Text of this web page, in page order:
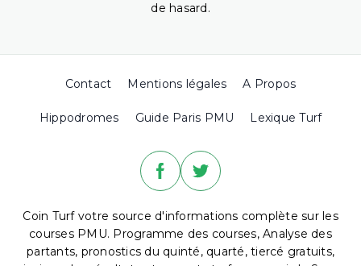
de hasard.
Contact Mentions légales A Propos
Hippodromes Guide Paris PMU Lexique Turf
Coin Turf votre source d'informations complète sur les
courses PMU. Programme des courses, Analyse des
partants, pronostics du quinté, quarté, tiercé gratuits,